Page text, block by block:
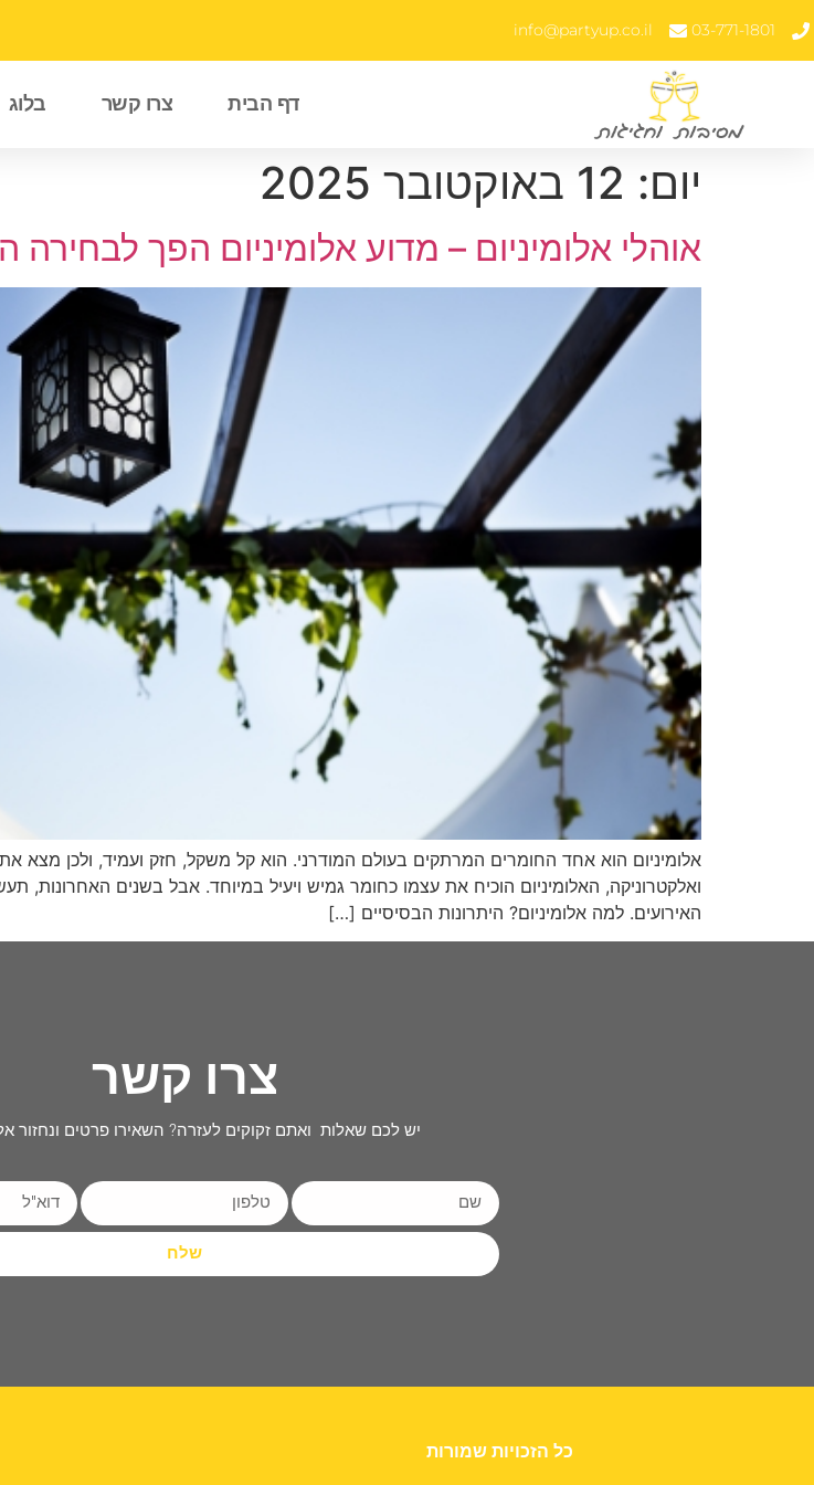
03-771-1801
info@partyup.co.il
דף הבית צרו קשר בלוג
יום: 12 באוקטובר 2025
אוהלי אלומיניום – מדוע אלומיניום הפך
אלומיניום הוא אחד החומרים המרתקים בעולם המודרני. הוא קל משקל, חזק ועמיד, ולכן מצא את
ואלקטרוניקה, האלומיניום הוכיח את עצמו כחומר גמיש ויעיל במיוחד. אבל בשנים
האירועים. למה אלומיניום? היתרונות הבסיסיים […]
צרו קשר
יש לכם שאלות ואתם זקוקים לעזרה? השאירו פרטים ונחזור
שלח
כל הזכויות שמורות